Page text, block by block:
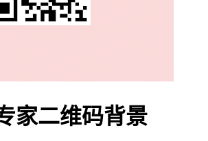
家二维码背景